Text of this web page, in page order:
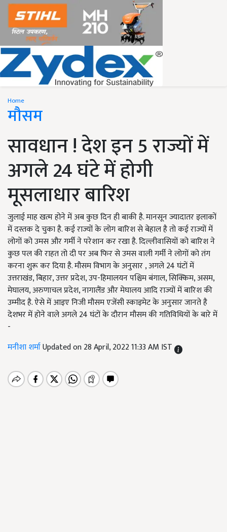
Home
मौसम
सावधान ! देश इन 5 राज्यों में
अगले 24 घंटे में होगी
मूसलाधार बारिश
जुलाई माह खत्म होने में अब कुछ दिन ही बाकी है. मानसून ज्यादातर इलाकों
में दस्तक दे चुका है. कई राज्यों के लोग बारिश से बेहाल है तो कई राज्यों में
लोगों को उमस और गर्मी ने परेशान कर रखा है. दिल्लीवासियों को बारिश ने
कुछ पल की राहत तो दी पर अब फिर से उमस वाली गर्मी ने लोगों को तंग
करना शुरू कर दिया है. मौसम विभाग के अनुसार , अगले 24 घंटों में
उत्तराखंड, बिहार, उत्तर प्रदेश, उप-हिमालयन पश्चिम बंगाल, सिक्किम, असम,
मेघालय, अरुणाचल प्रदेश, नागालैंड और मेघालय आदि राज्यों में बारिश की
उम्मीद है. ऐसे में आइए निजी मौसम एजेंसी स्काइमेट के अनुसार जानते है
देशभर में होने वाले अगले 24 घंटों के दौरान मौसम की गतिविधियों के बारे में
-
मनीशा शर्माUpdated on 28 April, 2022 11:33 AM IST